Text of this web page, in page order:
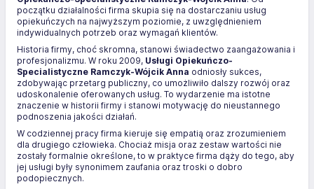
początku działalności firma skupia się na dostarczaniu usług
opiekuńczych na najwyższym poziomie, z uwzględnieniem
indywidualnych potrzeb oraz wymagań klientów.
Historia firmy, choć skromna, stanowi świadectwo zaangażowania i
profesjonalizmu. W roku 2009, Usługi Opiekuńczo-
Specialistyczne Ramczyk-Wójcik Anna odniosły sukces,
zdobywając przetarg publiczny, co umożliwiło dalszy rozwój oraz
udoskonalenie oferowanych usług. To wydarzenie ma istotne
znaczenie w historii firmy i stanowi motywację do nieustannego
podnoszenia jakości działań.
W codziennej pracy firma kieruje się empatią oraz zrozumieniem
dla drugiego człowieka. Chociaż misja oraz zestaw wartości nie
zostały formalnie określone, to w praktyce firma dąży do tego, aby
jej usługi były synonimem zaufania oraz troski o dobro
podopiecznych.